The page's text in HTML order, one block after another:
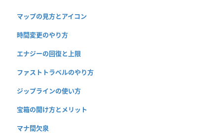
マップの見方とアイコン
時間変更のやり方
エナジーの回復と上限
ファストトラベルのやり方
ジップラインの使い方
宝箱の開け方とメリット
マナ間欠泉